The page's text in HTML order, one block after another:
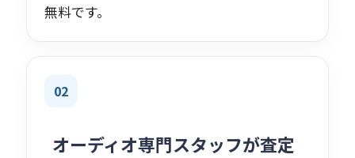
無料です。
02
オーディオ専門スタッフが査定